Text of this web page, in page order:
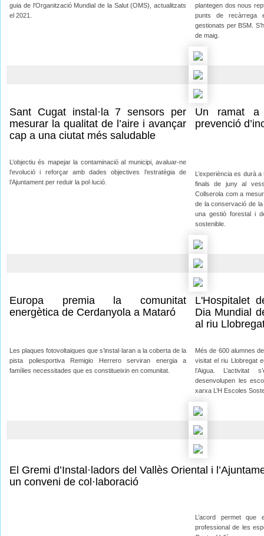
guia de l'Organització Mundial de la Salut (OMS), actualitzats
el 2021.
plantegen dos nous
punts de recàrrega
gestionats per BSM.
de maig.
Sant Cugat instal·la 7 sensors per
mesurar la qualitat de l’aire i avançar
cap a una ciutat més saludable
L’objectiu és mapejar la contaminació al municipi, avaluar-ne
l’evolució i reforçar amb dades objectives l’estratègia de
l’Ajuntament per reduir la pol·lució.
Un ramat
prevenció
L’experiència es durà
finals de juny al
Collserola com a
de la conservació de
una gestió forestal i
sostenible.
Europa premia la comunitat
energètica de Cerdanyola a Mataró
Les plaques fotovoltaiques que s’instal·laran a la coberta de la
pista poliesportiva Remigio Herrero serviran energia a
famílies necessitades que es constitueixin en comunitat.
L'Hospitalet
Dia Mundial
al riu
Més de 600 alumnes
visitat el riu Llobregat
l’Aigua. L’activitat
desenvolupen les
xarxa L’H Escoles
El Gremi d’Instal·ladors del Vallès Oriental i
un conveni de col·laboració
L’acord permet
professional de les